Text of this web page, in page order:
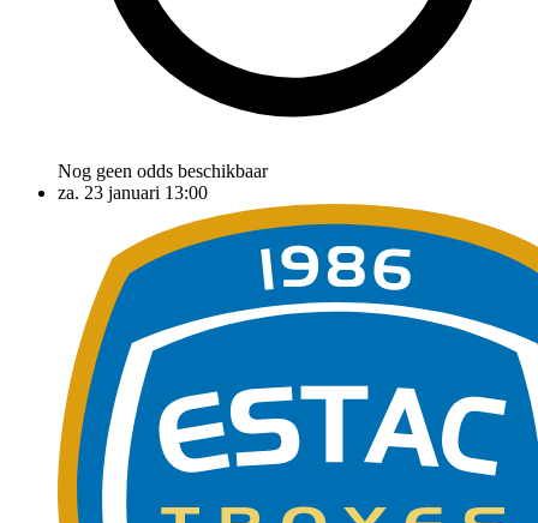
Nog geen odds beschikbaar
za. 23 januari 13:00